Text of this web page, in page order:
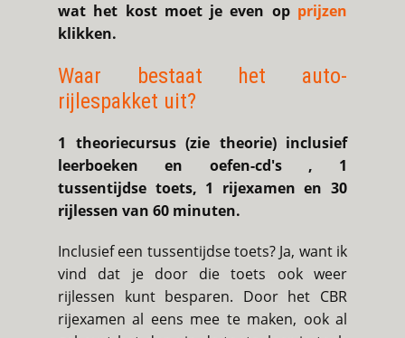
wat het kost moet je even op prijzen
klikken.
Waar bestaat het auto-
rijlespakket uit?
1 theoriecursus (zie theorie) inclusief
leerboeken en oefen-cd's , 1
tussentijdse toets, 1 rijexamen en 30
rijlessen van 60 minuten.
Inclusief een tussentijdse toets? Ja, want ik
vind dat je door die toets ook weer
rijlessen kunt besparen. Door het CBR
rijexamen al eens mee te maken, ook al